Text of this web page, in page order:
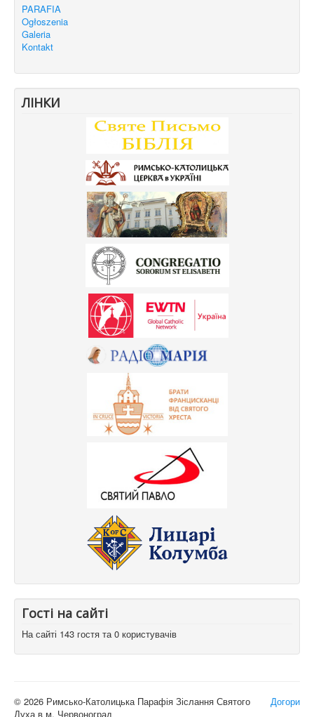
PARAFIA
Ogłoszenia
Galeria
Kontakt
ЛІНКИ
Гості на сайті
На сайті 143 гостя та 0 користувачів
Догори
© 2026 Римсько-Католицька Парафія Зіслання Святого
Духа в м. Червоноград